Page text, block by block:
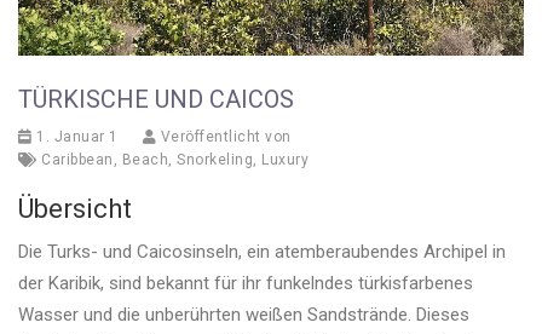
TÜRKISCHE UND CAICOS
1. Januar 1
Veröffentlicht von
Caribbean , Beach, Snorkeling, Luxury
Übersicht
Die Turks- und Caicosinseln, ein atemberaubendes Archipel in
der Karibik, sind bekannt für ihr funkelndes türkisfarbenes
Wasser und die unberührten weißen Sandstrände. Dieses